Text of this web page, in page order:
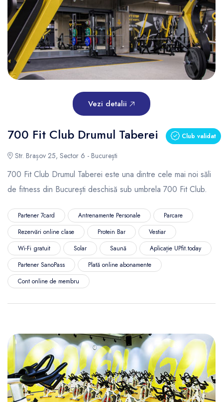
Vezi detalii
700 Fit Club Drumul Taberei Club validat
Str. Brașov 25, Sector 6 - București
700 Fit Club Drumul Taberei este una dintre cele mai noi săli
de fitness din București deschisă sub umbrela 700 Fit Club.
Partener 7card Antrenamente Personale
Parcare
Rezervări online clase
Protein Bar
Vestiar
Wi-Fi gratuit
Solar Saună
Aplicație UPfit.today
Partener SanoPass
Plată online abonamente
Cont online de membru